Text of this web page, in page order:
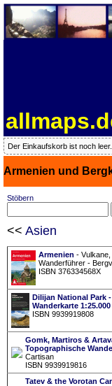
Der Einkaufskorb ist noch leer.
Armenien und
Stöbern
<< Asien
Armenien -
Wanderführer -
ISBN 376334568X
Dilijan National Park
Wanderkarte 1:25.000
ISBN 9939919808
Gomk, Martiros &
Topographische
Cartisan
ISBN 9939919816
Tatev & the Vorotan